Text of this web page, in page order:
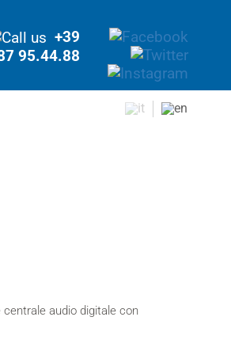
+39
95.44.88
audio digitale con